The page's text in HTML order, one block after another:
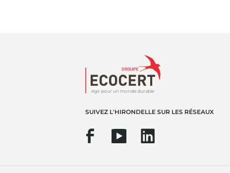
Agir pour un monde durable
SUIVEZ L'HIRONDELLE SUR LES RÉSEAUX